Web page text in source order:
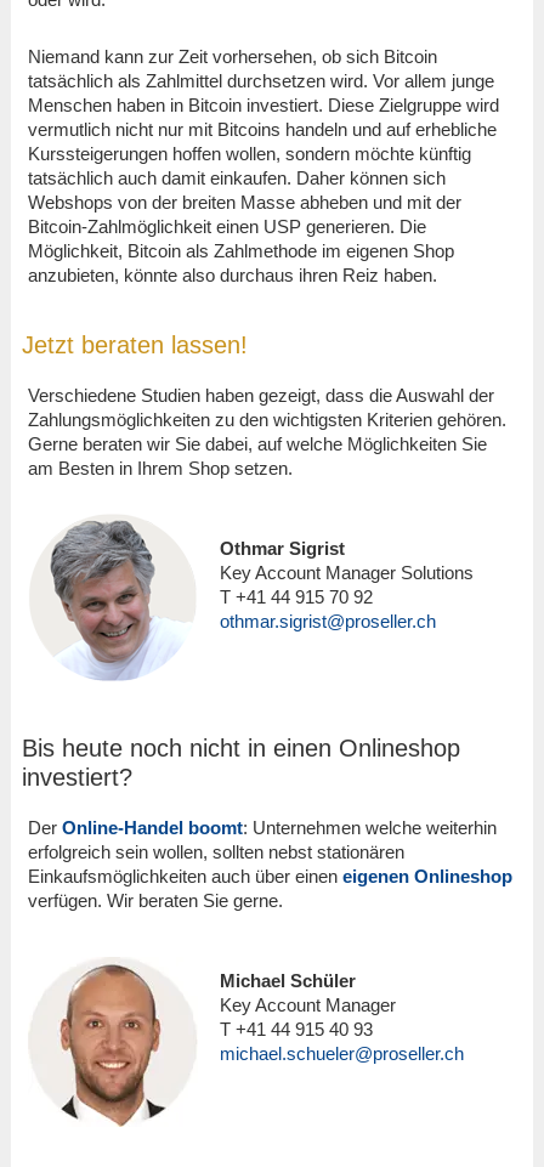
Niemand kann zur Zeit vorhersehen, ob sich Bitcoin
tatsächlich als Zahlmittel durchsetzen wird. Vor allem junge
Menschen haben in Bitcoin investiert. Diese Zielgruppe wird
vermutlich nicht nur mit Bitcoins handeln und auf erhebliche
Kurssteigerungen hoffen wollen, sondern möchte künftig
tatsächlich auch damit einkaufen. Daher können sich
Webshops von der breiten Masse abheben und mit der
Bitcoin-Zahlmöglichkeit einen USP generieren. Die
Möglichkeit, Bitcoin als Zahlmethode im eigenen Shop
anzubieten, könnte also durchaus ihren Reiz haben.
Jetzt beraten lassen!
Verschiedene Studien haben gezeigt, dass die Auswahl der
Zahlungsmöglichkeiten zu den wichtigsten Kriterien gehören.
Gerne beraten wir Sie dabei, auf welche Möglichkeiten Sie
am Besten in Ihrem Shop setzen.
Othmar Sigrist
Key Account Manager Solutions
T +41 44 915 70 92
othmar.sigrist@proseller.ch
Bis heute noch nicht in einen Onlineshop
investiert?
Der Online-Handel boomt: Unternehmen welche weiterhin
erfolgreich sein wollen, sollten nebst stationären
Einkaufsmöglichkeiten auch über einen eigenen Onlineshop
verfügen. Wir beraten Sie gerne.
Michael Schüler
Key Account Manager
T +41 44 915 40 93
michael.schueler@proseller.ch